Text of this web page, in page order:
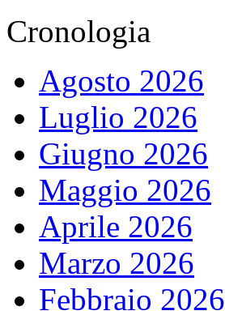
Cronologia
Agosto 2026
Luglio 2026
Giugno 2026
Maggio 2026
Aprile 2026
Marzo 2026
Febbraio 2026